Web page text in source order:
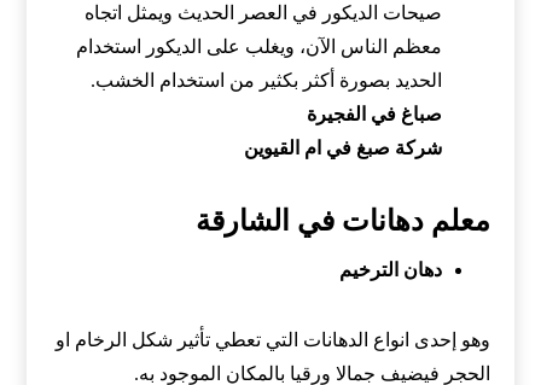
صيحات الديكور في العصر الحديث ويمثل اتجاه
معظم الناس الآن، ويغلب على الديكور استخدام
الحديد بصورة أكثر بكثير من استخدام الخشب.
صباغ في الفجيرة
شركة صبغ في ام القيوين
معلم دهانات في الشارقة
دهان الترخيم
وهو إحدى انواع الدهانات التي تعطي تأثير شكل الرخام او
الحجر فيضيف جمالا ورقيا بالمكان الموجود به.